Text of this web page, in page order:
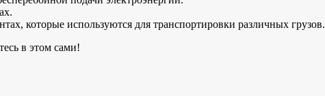
которые используются для транспортировки различных грузов.
в этом сами!